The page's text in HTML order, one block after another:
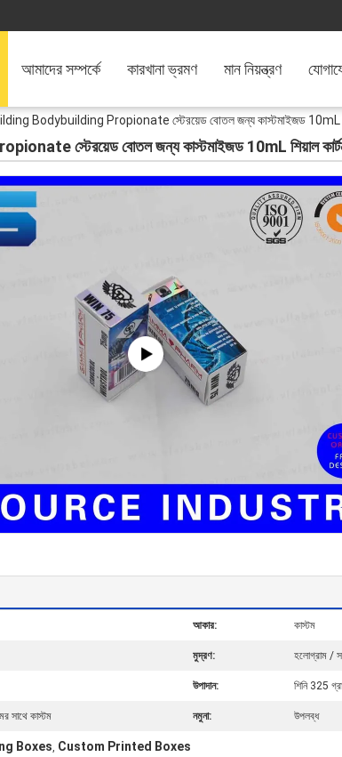
আমাদের সম্পর্কে কারখানা ভ্রমণ মান নিয়ন্ত্রণ
Bodybuilding Propionate স্টেরয়েড বোতল জন্য কাস্টমাইজড 10mL
স্টেরয়েড বোতল জন্য কাস্টমাইজড 10mL শিয়াল
আকার: কাস্টম
মুদ্রণ: হলোগ্রাম /
উপাদান: শিনি 325
সাথে কাস্টম নমুনা: উপলব্ধ
Boxes, Custom Printed Boxes